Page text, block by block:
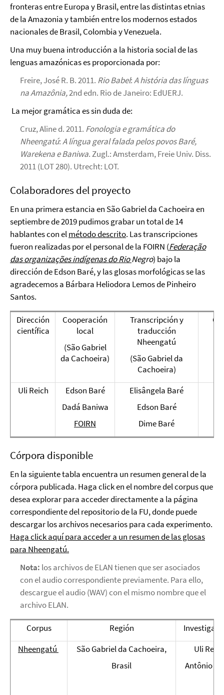
fronteras entre Europa y Brasil, entre las distintas etnias
de la Amazonia y también entre los modernos estados
nacionales de Brasil, Colombia y Venezuela.
Una muy buena introducción a la historia social de las
lenguas amazónicas es proporcionada por:
Freire, José R. B. 2011. Rio Babel:A história das línguas
na Amazônia,2nd edn. Rio de Janeiro: EdUERJ.
La mejor gramática es sin duda de:
Cruz, Aline d. 2011. Fonologia e gramática do
Nheengatú:A língua geral falada pelos povos Baré,
Warekena e Baniwa. Zugl.: Amsterdam, Freie Univ. Diss.
2011 (LOT 280). Utrecht: LOT.
Colaboradores del proyecto
En una primera estancia en São Gabriel da Cachoeira en
septiembre de 2019 pudimos grabar un total de 14
hablantes con elmétodo descrito. Las transcripciones
fueron realizadas por el personal de la FOIRN (Federação
dasorganizaçõesindígenasdo RioNegro) bajo la
dirección de Edson Baré, y las glosas morfológicas se las
agradecemos a Bárbara Heliodora Lemos de Pinheiro
Santos.
Dirección
científica
Cooperación
local
(São Gabriel
da Cachoeira)
Transcripción y
traducción
Nheengatú
(São Gabriel da
Cachoeira)
Uli Reich
Edson Baré
Dadá Baniwa
FOIRN
Elisângela Baré
Edson Baré
Dime Baré
Córpora disponible
En la siguiente tabla encuentra un resumen general de la
córpora publicada. Haga click en el nombre del corpus que
desea explorar para acceder directamente a la página
correspondiente del repositorio de la FU, donde puede
descargar los archivos necesarios para cada experimento.
Haga click aquí para acceder a un resumen de las glosas
para Nheengatú.
Nota: los archivos de ELAN tienen que ser asociados
con el audio correspondiente previamente. Para ello,
descargue el audio (WAV) con el mismo nombre que el
archivo ELAN.
Corpus Región
Nheengatú
São Gabriel da Cachoeira,
Brasil
Uli Reich
Antônio